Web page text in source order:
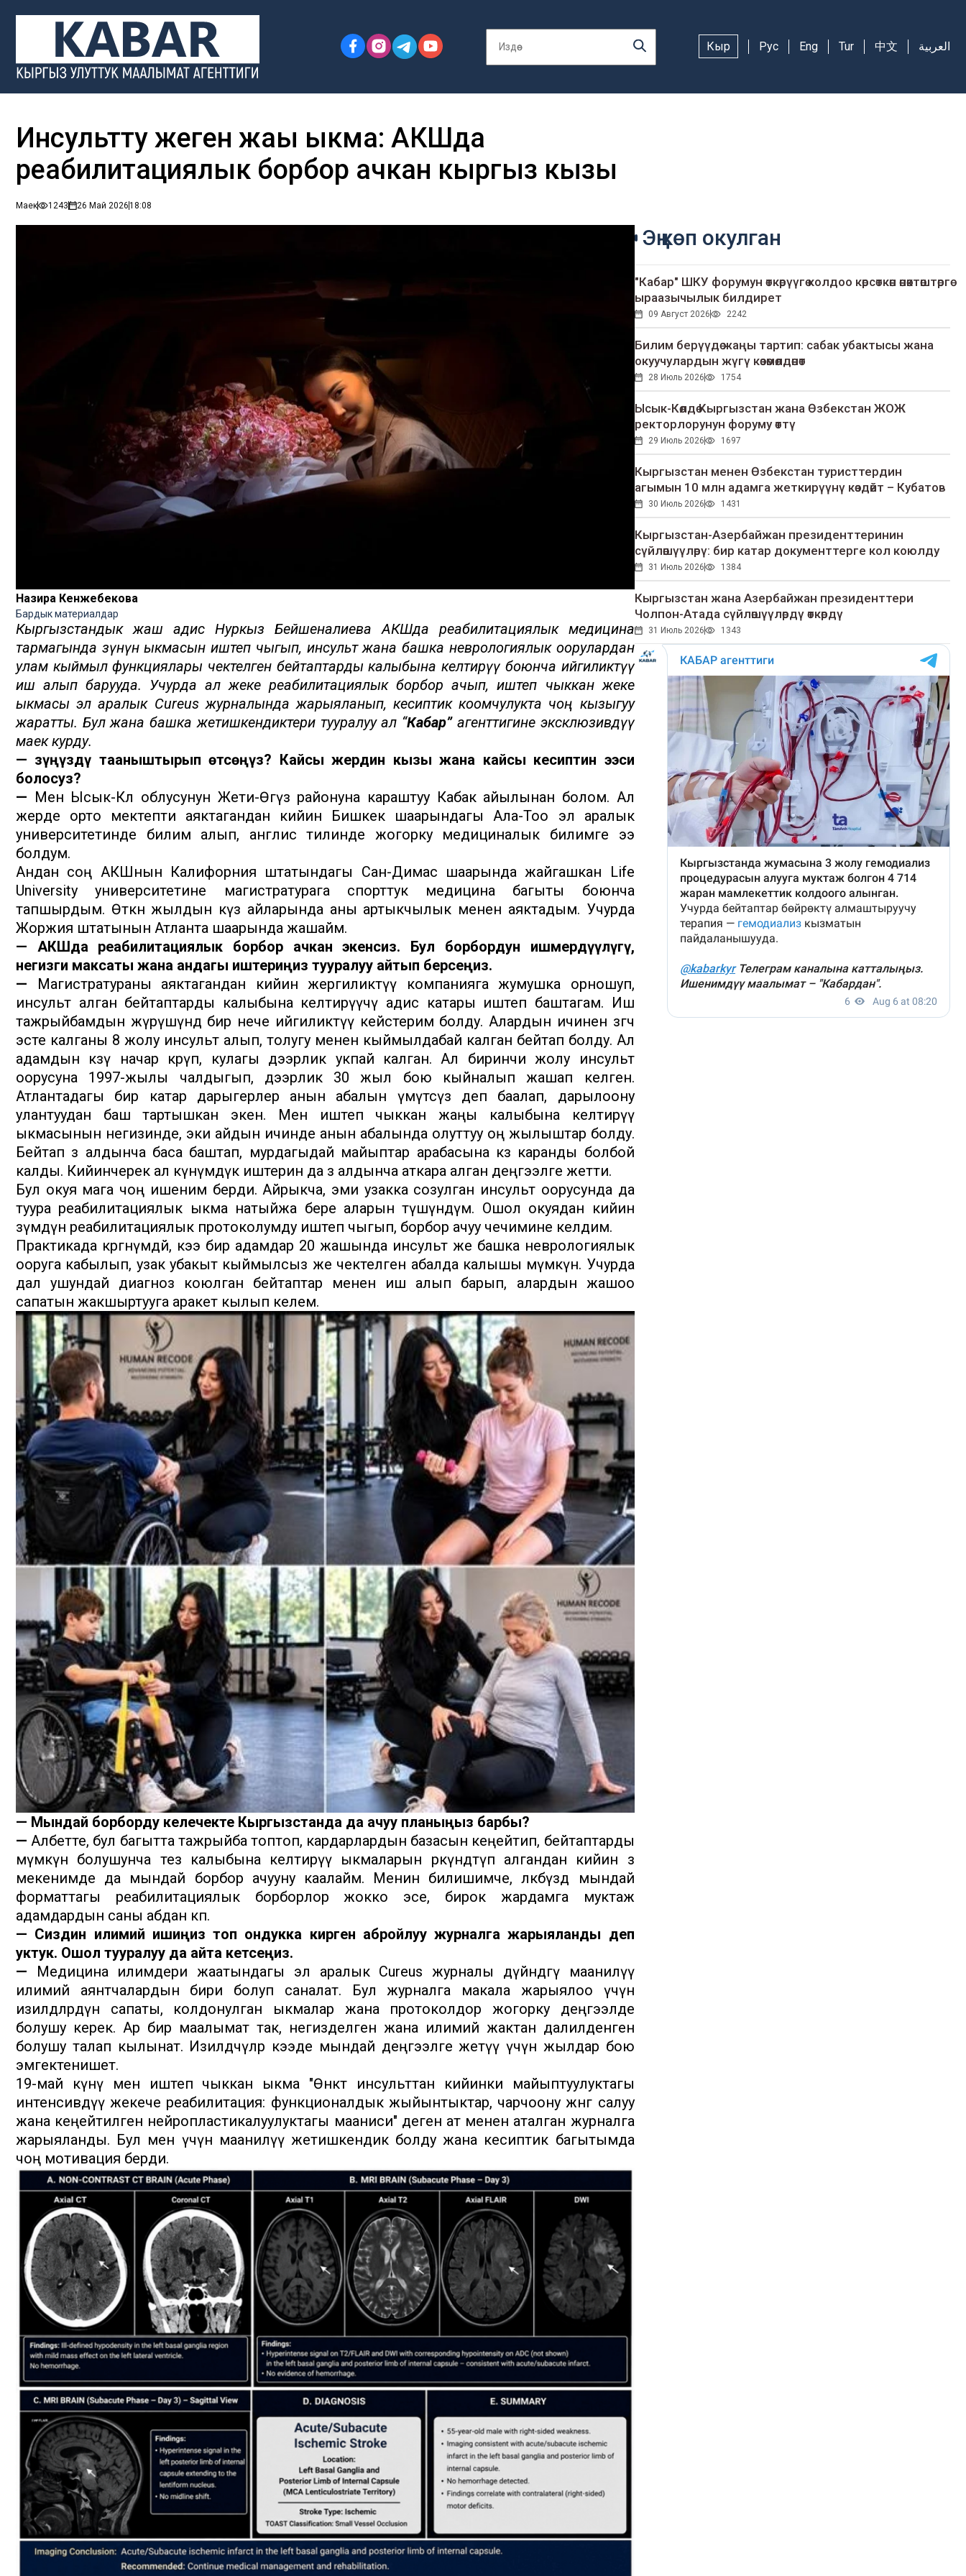
Кыр Рус Eng Tur 中文 العربية
Инсультту жеңген жаңы ыкма: АКШда
реабилитациялык борбор ачкан кыргыз кызы
Маек 1243 26 Май 202618:08
Назира Кенжебекова
Бардык материалдар
Кыргызстандык жаш адис Нуркыз Бейшеналиева АКШда реабилитациялык медицина
тармагында өзүнүн ыкмасын иштеп чыгып, инсульт жана башка неврологиялык оорулардан
улам кыймыл функциялары чектелген бейтаптарды калыбына келтирүү боюнча ийгиликтүү
иш алып барууда. Учурда ал жеке реабилитациялык борбор ачып, иштеп чыккан жеке
ыкмасы эл аралык Cureus журналында жарыяланып, кесиптик коомчулукта чоң кызыгуу
жаратты. Бул жана башка жетишкендиктери тууралуу ал “Кабар”агенттигине эксклюзивдүү
маек курду.
— Өзүңүздү тааныштырып өтсөңүз? Кайсы жердин кызы жана кайсы кесиптин ээси
болосуз?
— Мен Ысык-Көл облусунун Жети-Өгүз районуна караштуу Кабак айылынан болом. Ал
жерде орто мектепти аяктагандан кийин Бишкек шаарындагы Ала-Тоо эл аралык
университетинде билим алып, англис тилинде жогорку медициналык билимге ээ
болдум.
Андан соң АКШнын Калифорния штатындагы Сан-Димас шаарында жайгашкан Life
University университетине магистратурага спорттук медицина багыты боюнча
тапшырдым. Өткөн жылдын күз айларында аны артыкчылык менен аяктадым. Учурда
Жоржия штатынын Атланта шаарында жашайм.
— АКШда реабилитациялык борбор ачкан экенсиз. Бул борбордун ишмердүүлүгү,
негизги максаты жана андагы иштериңиз тууралуу айтып берсеңиз.
— Магистратураны аяктагандан кийин жергиликтүү компанияга жумушка орношуп,
инсульт алган бейтаптарды калыбына келтирүүчү адис катары иштеп баштагам. Иш
тажрыйбамдын жүрүшүндө бир нече ийгиликтүү кейстерим болду. Алардын ичинен өзгөчө
эсте калганы 8 жолу инсульт алып, толугу менен кыймылдабай калган бейтап болду. Ал
адамдын көзү начар көрүп, кулагы дээрлик укпай калган. Ал биринчи жолу инсульт
оорусуна 1997-жылы чалдыгып, дээрлик 30 жыл бою кыйналып жашап келген.
Атлантадагы бир катар дарыгерлер анын абалын үмүтсүз деп баалап, дарылоону
улантуудан баш тартышкан экен. Мен иштеп чыккан жаңы калыбына келтирүү
ыкмасынын негизинде, эки айдын ичинде анын абалында олуттуу оң жылыштар болду.
Бейтап өз алдынча баса баштап, мурдагыдай майыптар арабасына көз каранды болбой
калды. Кийинчерек ал күнүмдүк иштерин да өз алдынча аткара алган деңгээлге жетти.
Бул окуя мага чоң ишеним берди. Айрыкча, эми узакка созулган инсульт оорусунда да
туура реабилитациялык ыкма натыйжа бере аларын түшүндүм. Ошол окуядан кийин
өзүмдүн реабилитациялык протоколумду иштеп чыгып, борбор ачуу чечимине келдим.
Практикада көргөнүмдөй, кээ бир адамдар 20 жашында инсульт же башка неврологиялык
ооруга кабылып, узак убакыт кыймылсыз же чектелген абалда калышы мүмкүн. Учурда
дал ушундай диагноз коюлган бейтаптар менен иш алып барып, алардын жашоо
сапатын жакшыртууга аракет кылып келем.
— Мындай борборду келечекте Кыргызстанда да ачуу планыңыз барбы?
— Албетте, бул багытта тажрыйба топтоп, кардарлардын базасын кеңейтип, бейтаптарды
мүмкүн болушунча тез калыбына келтирүү ыкмаларын өркүндөтүп алгандан кийин өз
мекенимде да мындай борбор ачууну каалайм. Менин билишимче, өлкөбүздө мындай
форматтагы реабилитациялык борборлор жокко эсе, бирок жардамга муктаж
адамдардын саны абдан көп.
— Сиздин илимий ишиңиз топ ондукка кирген абройлуу журналга жарыяланды деп
уктук. Ошол тууралуу да айта кетсеңиз.
— Медицина илимдери жаатындагы эл аралык Cureus журналы дүйнөдөгү маанилүү
илимий аянтчалардын бири болуп саналат. Бул журналга макала жарыялоо үчүн
изилдөөлөрдүн сапаты, колдонулган ыкмалар жана протоколдор жогорку деңгээлде
болушу керек. Ар бир маалымат так, негизделген жана илимий жактан далилденген
болушу талап кылынат. Изилдөөчүлөр кээде мындай деңгээлге жетүү үчүн жылдар бою
эмгектенишет.
19-май күнү мен иштеп чыккан ыкма "Өнөкөт инсульттан кийинки майыптуулуктагы
интенсивдүү жекече реабилитация: функционалдык жыйынтыктар, чарчоону жөнгө салуу
жана кеңейтилген нейропластикалуулуктагы мааниси" деген ат менен аталган журналга
жарыяланды. Бул мен үчүн маанилүү жетишкендик болду жана кесиптик багытымда
чоң мотивация берди.
Эң көп окулган
"Кабар" ШКУ форумун өткөрүүгө колдоо көрсөткөн өнөктөштөргө
ыраазычылык билдирет
09 Август 2026 2242
Билим берүүдө жаңы тартип: сабак убактысы жана
окуучулардын жүгү көзөмөлдөнөт
28 Июль 2026 1754
Ысык-Көлдө Кыргызстан жана Өзбекстан ЖОЖ
ректорлорунун форуму өттү
29 Июль 2026 1697
Кыргызстан менен Өзбекстан туристтердин
агымын 10 млн адамга жеткирүүнү көздөйт – Кубатов
30 Июль 2026 1431
Кыргызстан-Азербайжан президенттеринин
сүйлөшүүлөрү: бир катар документтерге кол коюлду
31 Июль 2026 1384
Кыргызстан жана Азербайжан президенттери
Чолпон-Атада сүйлөшүүлөрдү өткөрдү
31 Июль 2026 1343